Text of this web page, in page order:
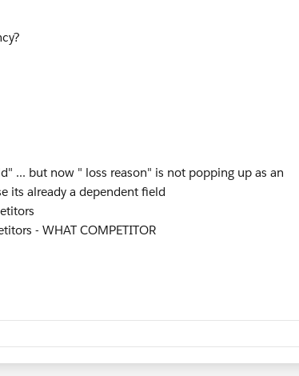
... but now " loss reason" is not popping up as an
its already a dependent field
- WHAT COMPETITOR